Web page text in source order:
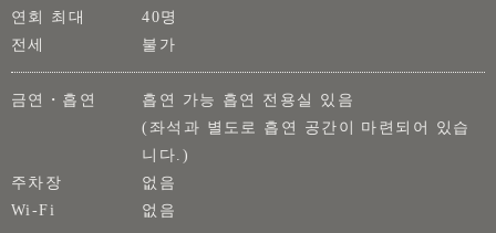
연회 최대
40명
전세
불가
금연・흡연
흡연 가능 흡연 전용실 있음
(좌석과 별도로 흡연 공간이 마련되어 있습
니다.)
주차장
없음
Wi-Fi
없음